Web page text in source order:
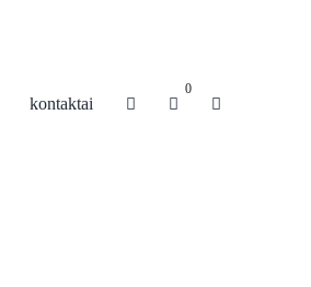
kontaktai
0